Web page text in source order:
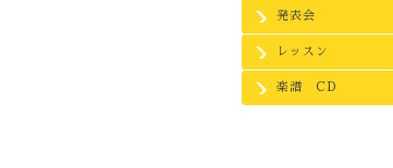
発表会
レッスン
楽譜 CD